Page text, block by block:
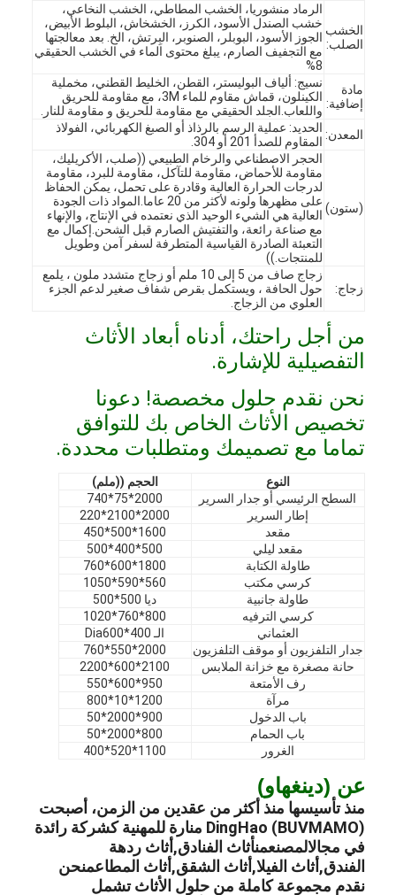
الصفحة الرئيسية
المنتجات
جولة في المصنع
مراقبة الجودة
اتصل بنا
الأسئلة الشائعة
نتحدث الآن
الخشب
الصلب:
الرماد منشوريا، الخشب المطاطي، الخشب النخاعي،
خشب الصندل الأسود، الكرز، الخشخاش، البلوط الأبيض،
الجوز الأسود، البوبلر، الصنوبر، البِرتش، الخ. بعد معالجتها
مع التجفيف الصارم، يبلغ محتوى الماء في الخشب الحقيقي
8%
مادة
إضافية:
نسيج: ألياف البوليستر، القطن، الخليط القطني، مخملية
الكينلون، قماش مقاوم للماء 3M، مع مقاومة للحريق
واللعاب.الجلد الحقيقي مع مقاومة للحريق و مقاومة للنار.
المعدن: الحديد: عملية الرسم بالرذاذ أو الصبغ الكهربائي، الفولاذ
المقاوم للصدأ 201 أو 304.
(ستون)
الحجر الاصطناعي والرخام الطبيعي ((صلب، الأكريليك،
مقاومة للأحماض، مقاومة للتآكل، مقاومة للبرد، مقاومة
لدرجات الحرارة العالية وقادرة على تحمل، يمكن الحفاظ
على مظهرها ولونه لأكثر من 20 عاما.المواد ذات الجودة
العالية هي الشيء الوحيد الذي نعتمده في الإنتاج، والإنهاء
مع صناعة رائعة، والتفتيش الصارم قبل الشحن.إكمال مع
التعبئة الصادرة القياسية المتطرفة لسفر آمن وطويل
للمنتجات.))
زجاج:
زجاج صاف من 5 إلى 10 ملم أو زجاج متشدد ملون ، يلمع
حول الحافة ، ويستكمل بقرص شفاف صغير لدعم الجزء
العلوي من الزجاج.
من أجل راحتك، أدناه أبعاد الأثاث
التفصيلية للإشارة.
نحن نقدم حلول مخصصة! دعونا
تخصيص الأثاث الخاص بك للتوافق
تماما مع تصميمك ومتطلبات محددة.
النوع
الحجم ((ملم)
السطح الرئيسي أو جدار السرير
2000*75*740
إطار السرير
2000*2100*220
مقعد
1600*500*450
مقعد ليلي
500*400*500
طاولة الكتابة
1800*600*760
كرسي مكتب
560*590*1050
طاولة جانبية
ديا 500*500
كرسي الترفيه
800*760*1020
العثماني
الـ Dia600*400
جدار التلفزيون أو موقف التلفزيون
2000*550*760
حانة مصغرة مع خزانة الملابس
2100*600*2200
رف الأمتعة
950*600*550
مرآة
1200*10*800
باب الدخول
900*2000*50
باب الحمام
800*2000*50
الغرور
1100*520*400
عن (دينغهاو)
منذ تأسيسها منذ أكثر من عقدين من الزمن، أصبحت
DingHao (BUVMAMO) منارة للمهنية كشركة رائدة
في مجالالمصنعمنأثاث الفنادق,أثاث ردهة
الفندق,أثاث الفيلا,أثاث الشقق,أثاث المطاعمنحن
نقدم مجموعة كاملة من حلول الأثاث تشمل